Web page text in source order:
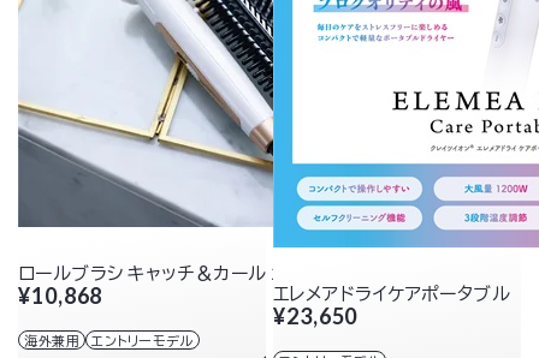
ロールブラシ キャッチ＆カール 26mm
¥10,868
海外兼用 エントリーモデル
エレメアドライケアポータブル
¥23,650